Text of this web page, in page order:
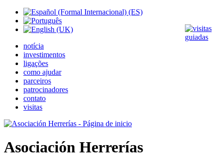
notícia
investimentos
ligações
como ajudar
parceiros
patrocinadores
contato
visitas
Asociación Herrerías